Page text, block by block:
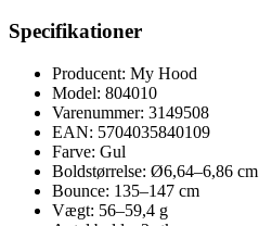
Specifikationer
Producent: My Hood
Model: 804010
Varenummer: 3149508
EAN: 5704035840109
Farve: Gul
Boldstørrelse: Ø6,64–6,86 cm
Bounce: 135–147 cm
Vægt: 56–59,4 g